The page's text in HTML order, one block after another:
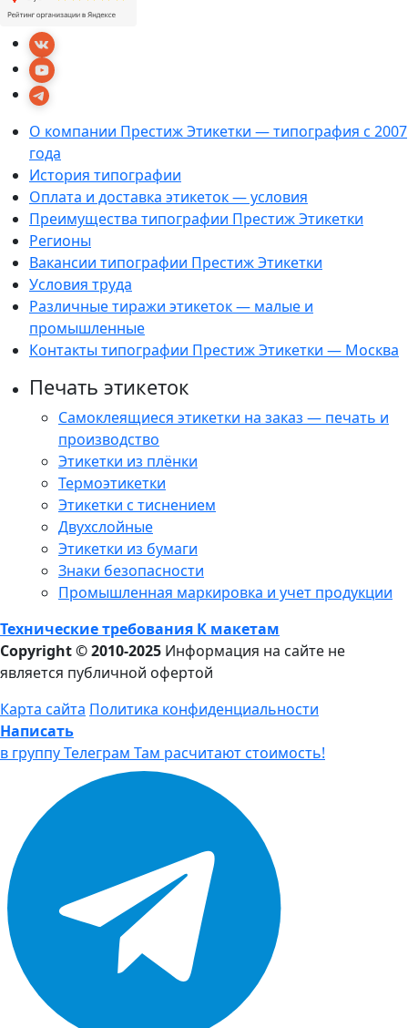
О компании Престиж Этикетки — типография с 2007
года
История типографии
Оплата и доставка этикеток — условия
Преимущества типографии Престиж Этикетки
Регионы
Вакансии типографии Престиж Этикетки
Условия труда
Различные тиражи этикеток — малые и
промышленные
Контакты типографии Престиж Этикетки — Москва
Печать этикеток
Самоклеящиеся этикетки на заказ — печать и
производство
Этикетки из плёнки
Термоэтикетки
Этикетки с тиснением
Двухслойные
Этикетки из бумаги
Знаки безопасности
Промышленная маркировка и учет продукции
Технические требования К макетам
Copyright © 2010-2025 Информация на сайте не
является публичной офертой
Карта сайта Политика конфиденциальности
Написать
в группу Телеграм Там расчитают стоимость!